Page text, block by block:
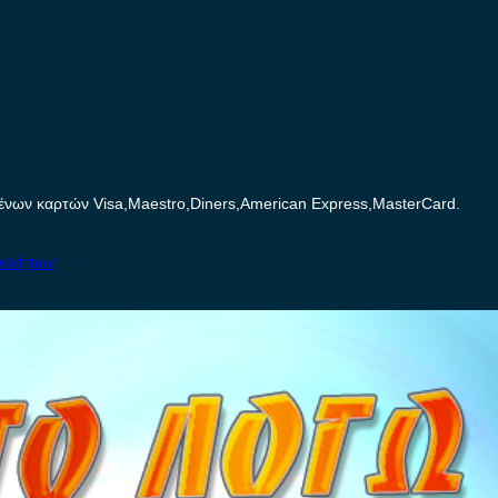
καρτών Visa,Maestro,Diners,American Express,MasterCard.